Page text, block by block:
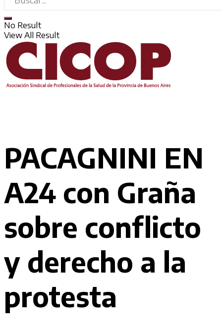
No Result
View All Result
PACAGNINI EN
A24 con Graña
sobre conflicto
y derecho a la
protesta